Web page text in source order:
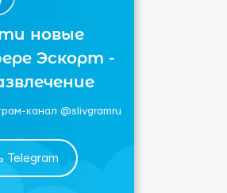
новые
Эскорт -
канал @slivgramru
Telegram